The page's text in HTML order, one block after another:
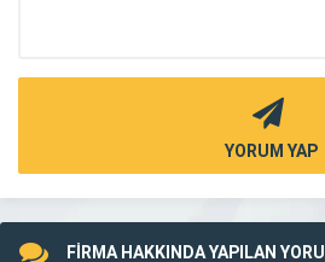
YORUM YAP
FİRMA HAKKINDA YAPILAN